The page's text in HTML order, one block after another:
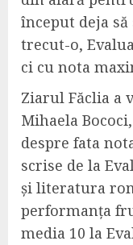
început deja să
trecut-o,
ci cu nota
Ziarul Făclia a
Mihaela
despre fata
scrise de la
și literatura
performanța
media 10 la